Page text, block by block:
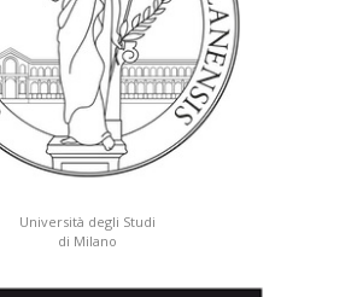
Università degli Studi
di Milano